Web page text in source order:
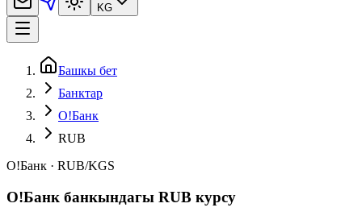
KG
Башкы бет
Банктар
O!Банк
RUB
O!Банк · RUB/KGS
O!Банк банкындагы RUB курсу